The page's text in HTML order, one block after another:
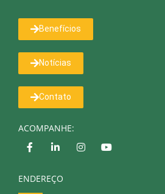
Benefícios
Notícias
Contato
ACOMPANHE:
ENDEREÇO